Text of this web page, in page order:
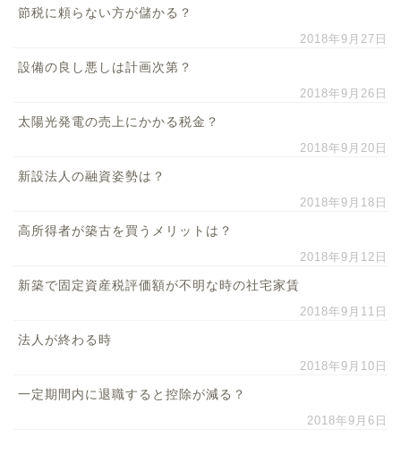
節税に頼らない方が儲かる？
2018年9月27日
設備の良し悪しは計画次第？
2018年9月26日
太陽光発電の売上にかかる税金？
2018年9月20日
新設法人の融資姿勢は？
2018年9月18日
高所得者が築古を買うメリットは？
2018年9月12日
新築で固定資産税評価額が不明な時の社宅家賃
2018年9月11日
法人が終わる時
2018年9月10日
一定期間内に退職すると控除が減る？
2018年9月6日